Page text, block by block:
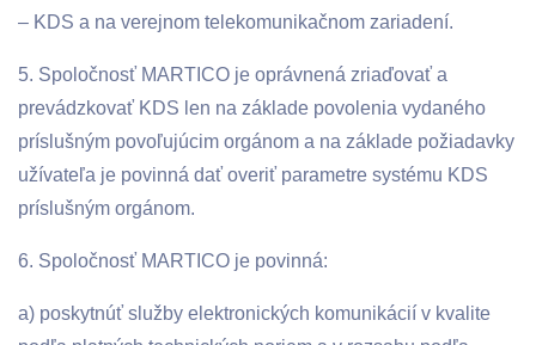
– KDS a na verejnom telekomunikačnom zariadení.
5. Spoločnosť MARTICO je oprávnená zriaďovať a
prevádzkovať KDS len na základe povolenia vydaného
príslušným povoľujúcim orgánom a na základe požiadavky
užívateľa je povinná dať overiť parametre systému KDS
príslušným orgánom.
6. Spoločnosť MARTICO je povinná:
a) poskytnúť služby elektronických komunikácií v kvalite